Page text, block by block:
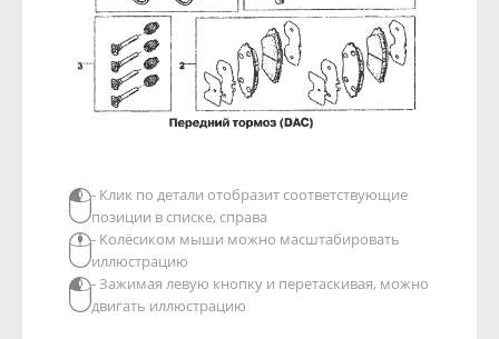
- Клик по детали отобразит соответствующие
позиции в списке, справа
- Колёсиком мыши можно масштабировать
иллюстрацию
- Зажимая левую кнопку и перетаскивая, можно
двигать иллюстрацию